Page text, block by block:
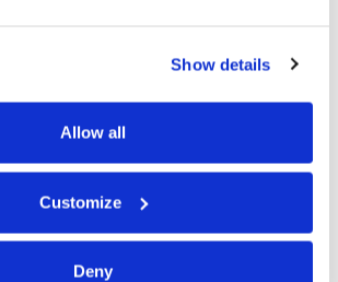
Show details
Allow all
Customize
Deny